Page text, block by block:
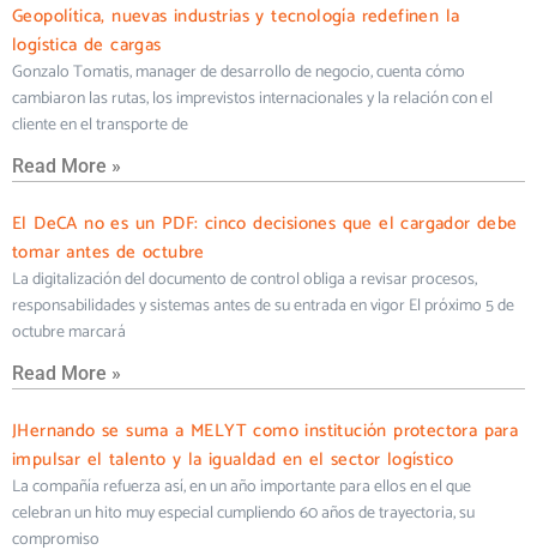
Geopolítica, nuevas industrias y tecnología redefinen la
logística de cargas
Gonzalo Tomatis, manager de desarrollo de negocio, cuenta cómo
cambiaron las rutas, los imprevistos internacionales y la relación con el
cliente en el transporte de
Read More »
El DeCA no es un PDF: cinco decisiones que el cargador debe
tomar antes de octubre
La digitalización del documento de control obliga a revisar procesos,
responsabilidades y sistemas antes de su entrada en vigor El próximo 5 de
octubre marcará
Read More »
JHernando se suma a MELYT como institución protectora para
impulsar el talento y la igualdad en el sector logístico
La compañía refuerza así, en un año importante para ellos en el que
celebran un hito muy especial cumpliendo 60 años de trayectoria, su
compromiso